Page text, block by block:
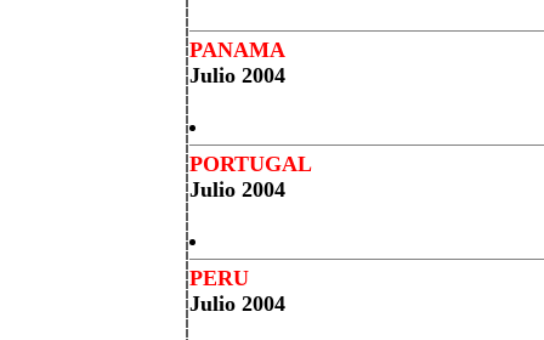
PANAMA
Julio 2004
PORTUGAL
Julio 2004
PERU
Julio 2004